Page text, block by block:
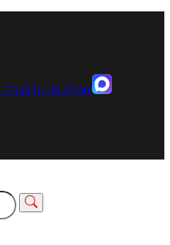
+7 (495) 136-23-00